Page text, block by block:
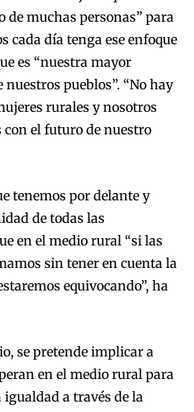
de muchas personas” para
cada día tenga ese enfoque
es “nuestra mayor
pueblos”. “No hay
rurales y nosotros
el futuro de nuestro
tenemos por delante y
de todas las
en el medio rural “si las
sin tener en cuenta la
equivocando”, ha
se pretende implicar a
en el medio rural para
a través de la